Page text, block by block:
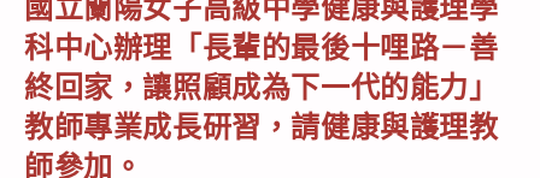
國立蘭陽女子高級中學健康與護理學
科中心辦理「長輩的最後十哩路－善
終回家，讓照顧成為下一代的能力」
教師專業成長研習，請健康與護理教
師參加。